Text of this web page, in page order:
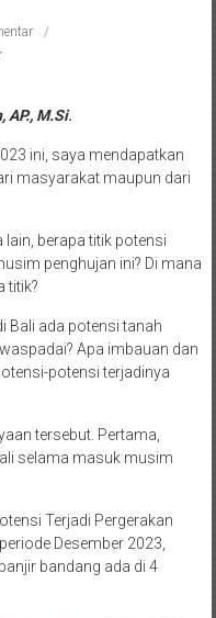
AP., M.Si.
ini, saya mendapatkan
masyarakat maupun dari
berapa titik potensi
penghujan ini? Di mana
titik?
Bali ada potensi tanah
Apa imbauan dan
potensi terjadinya
tersebut. Pertama,
selama masuk musim
Terjadi Pergerakan
Desember 2023,
bandang ada di 4